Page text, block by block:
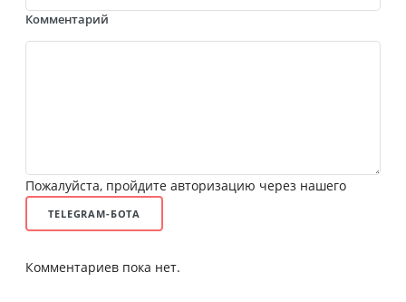
Комментарий
Пожалуйста, пройдите авторизацию через нашего
TELEGRAM-БОТА
Комментариев пока нет.